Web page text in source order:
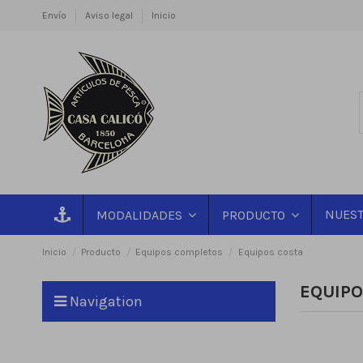
Envío Aviso legal Inicio
MODALIDADES PRODUCTO
Inicio Producto Equipos completos Equipos costa
Navigation